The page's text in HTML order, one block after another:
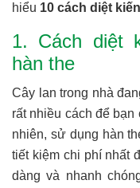
hiểu 10 cách diệt
1. Cách diệt
hàn the
Cây lan trong nhà
rất nhiều cách để bạn
nhiên, sử dụng hàn
tiết kiệm chi phí nhất
dàng và nhanh